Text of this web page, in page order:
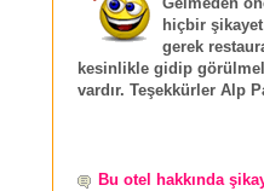
Gelmeden
hiçbir
gerek
kesinlikle gidip
vardır. Teşekkürler Alp
Bu otel hakkında